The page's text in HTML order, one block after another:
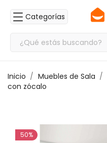
Categorías
Inicio Muebles de Sala
con zócalo
50%